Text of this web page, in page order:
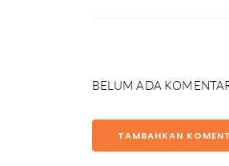
BELUM ADA
TAMBAHKAN